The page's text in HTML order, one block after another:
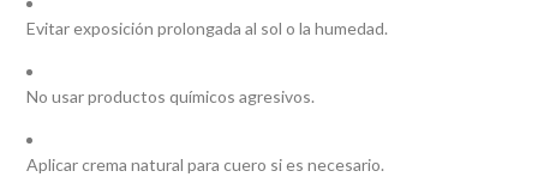
Evitar exposición prolongada al sol o la humedad.
No usar productos químicos agresivos.
Aplicar crema natural para cuero si es necesario.